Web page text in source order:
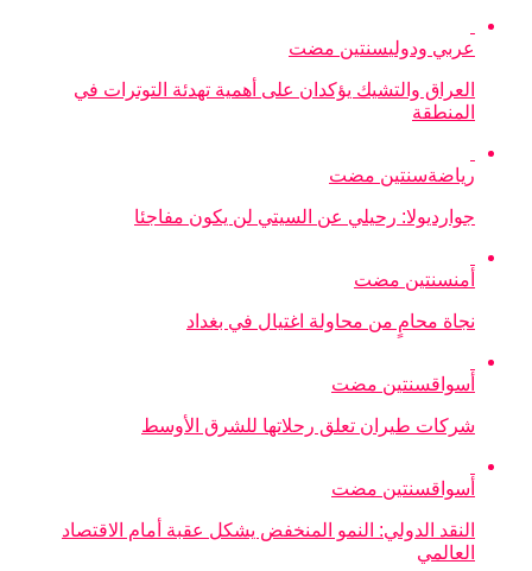
عربي ودوليسنتين مضت
العراق والتشيك يؤكدان على أهمية تهدئة التوترات في
المنطقة
رياضةسنتين مضت
جوارديولا: رحيلي عن السيتي لن يكون مفاجئا
أمنسنتين مضت
نجاة محامٍ من محاولة اغتيال في بغداد
أسواقسنتين مضت
شركات طيران تعلق رحلاتها للشرق الأوسط
أسواقسنتين مضت
النقد الدولي: النمو المنخفض يشكل عقبة أمام الاقتصاد
العالمي